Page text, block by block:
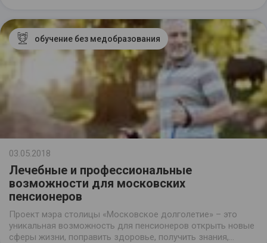
подготовка и сила? Именно этим вопросам посвящен
материал.обучение без медобразования
03.05.2018
Лечебные и профессиональные
возможности для московских
пенсионеров
Проект мэра столицы «Московское долголетие» – это
уникальная возможность для пенсионеров открыть новые
сферы жизни, поправить здоровье, получить знания,